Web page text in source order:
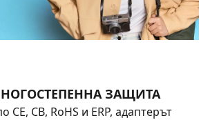
ЗАЩИТА
CB, RoHS и ERP, адаптерът